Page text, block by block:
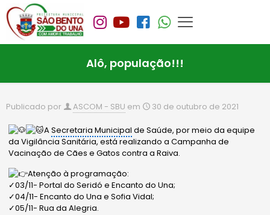
Alô, população!!!
Publicado por ASCOM - SBU em 30 de outubro de 2021
ASecretaria Municipal de Saúde, por meio da equipe
da Vigilância Sanitária, está realizando a Campanha de
Vacinação de Cães e Gatos contra a Raiva.
Atenção à programação:
✓03/11- Portal do Seridó e Encanto do Una;
✓04/11- Encanto do Una e Sofia Vidal;
✓05/11- Rua da Alegria.